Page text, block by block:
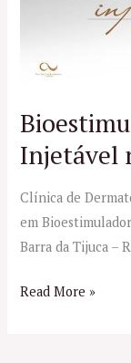
Injetável
Clínica de
em
Barra da Tijuca –
Read More »